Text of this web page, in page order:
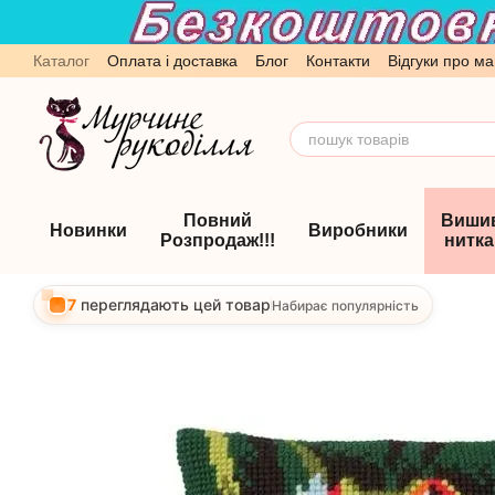
Перейти до основного контенту
Каталог Оплата і доставка Блог Контакти
Відгуки про
Обмін та повернення
Угода користувача
Новинки
Повний
Розпродаж!!!
Виробники
7 переглядають цей товарНабирає популярність